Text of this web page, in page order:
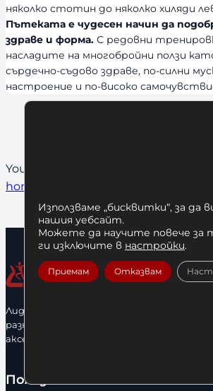
няколко стотин до няколко хиляди
Пътеката е чудесен начин да
здраве и форма. С редовни
насладите на многобройни ползи
сърдечно-съдово здраве, по-силни
настроение и по-високо
You can try
home
Лидерфитнес е водещ вносител и
разнообразие от бойна екипировка,
аксесоари.
Полезно
Използваме „бисквитки“, за да
нашия уебсайт.
Можете да научите повече за
ги изключите в настройки.
Приемам Отказвам